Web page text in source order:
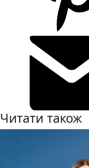
Читати також